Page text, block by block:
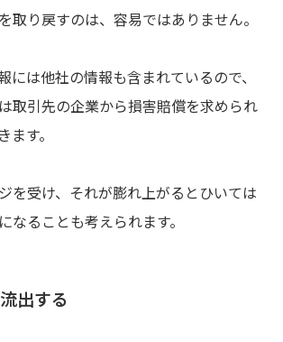
取り戻すのは、容易ではありません。
には他社の情報も含まれているので、
取引先の企業から損害賠償を求められ
ます。
を受け、それが膨れ上がるとひいては
なることも考えられます。
出する